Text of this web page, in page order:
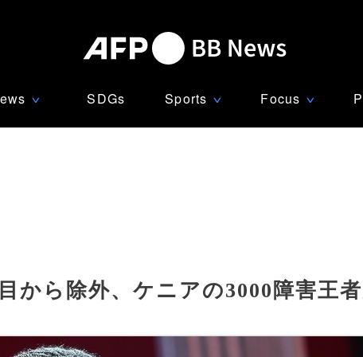
∨ SDGs Sports ∨ Focus ∨
から除外、ケニアの3000障害王